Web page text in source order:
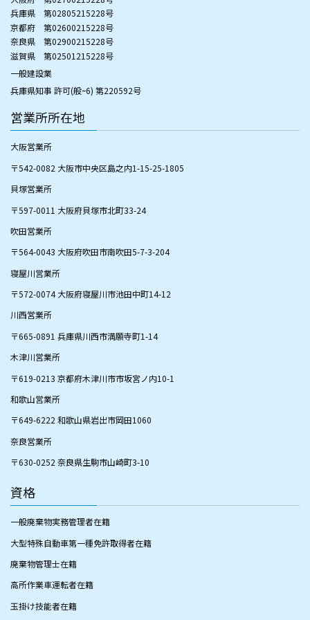
兵庫県 第02805215228号
京都府 第02600215228号
​奈良県 第02900215228号
​滋賀県 第02501215228号
一般建設業
兵庫県知事 許可(般ｰ6) 第220592号
営業所所在地
大阪営業所
〒542-0082 大阪市中央区島之内1-15-25-1805
貝塚営業所
〒597-0011 大阪府貝塚市北町33-24
​吹田営業所
〒564-0043 大阪府吹田市南吹田5-7-3-204
​寝屋川営業所
〒572-0074 大阪府寝屋川市池田中町14-12
​川西営業所
​〒665-0891 兵庫県川西市満願寺町1-14
木津川営業所
〒619-0213 京都府木津川市市坂宮ノ内10-1
和歌山営業所
〒649-6222 和歌山県岩出市岡田1060
奈良営業所
〒630-0252 奈良県生駒市山崎町3-10
資格
一般廃棄物実務管理者在籍
大型特殊自動車第一種免許取得者在籍
廃棄物管理士在籍
高所作業車運転者在籍
玉掛け技能者在籍